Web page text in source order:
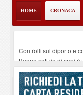
HOME CRONACA
Controlli sul diporto e
Buone notizie di
Altiero Spinelli e
Capoliveri, potenziata
Marina di Campo tra i